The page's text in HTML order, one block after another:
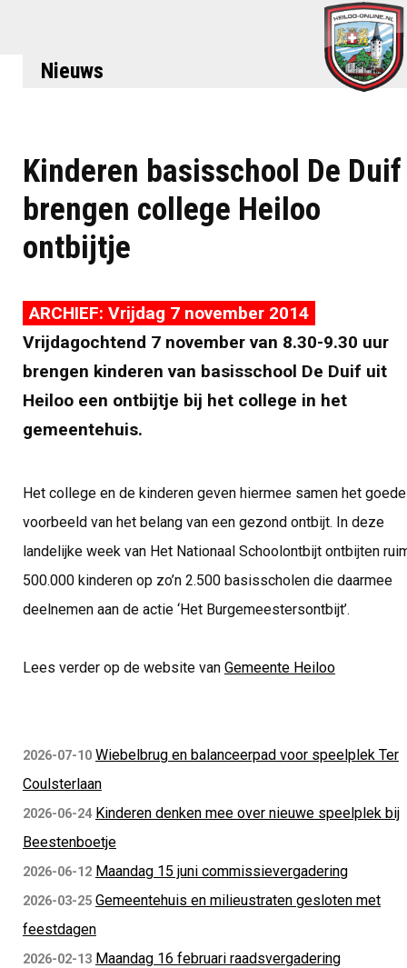
Nieuws
Kinderen basisschool De Duif
brengen college Heiloo
ontbijtje
ARCHIEF: Vrijdag 7 november 2014
Vrijdagochtend 7 november van 8.30-9.30 uur
brengen kinderen van basisschool De Duif uit
Heiloo een ontbijtje bij het college in het
gemeentehuis.
Het college en de kinderen geven hiermee samen het goede
voorbeeld van het belang van een gezond ontbijt. In deze
landelijke week van Het Nationaal Schoolontbijt ontbijten
500.000 kinderen op zo’n 2.500 basisscholen die daarmee
deelnemen aan de actie ‘Het Burgemeestersontbijt’.
Lees verder op de website van Gemeente Heiloo
2026-07-10 Wiebelbrug en balanceerpad voor speelplek Ter
Coulsterlaan
2026-06-24 Kinderen denken mee over nieuwe speelplek bij
Beestenboetje
2026-06-12 Maandag 15 juni commissievergadering
2026-03-25 Gemeentehuis en milieustraten gesloten met
feestdagen
2026-02-13 Maandag 16 februari raadsvergadering